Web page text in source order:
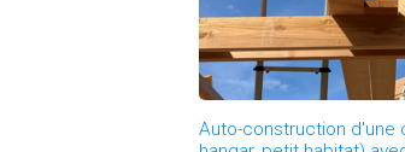
Auto-construction d'une